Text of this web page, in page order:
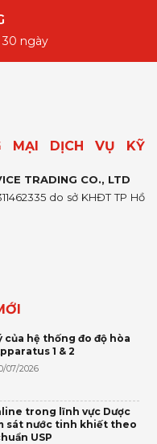
ngày
MẠI DỊCH VỤ KỸ
TRADING CO., LTD
do sở KHĐT TP Hồ
của hệ thống đo độ hòa
1 & 2
07/2026
trong lĩnh vực Dược
sát nước tinh khiết theo
USP